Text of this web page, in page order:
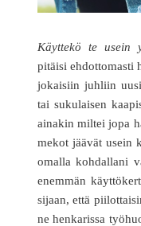
Käyttekö te usein
pitäisi ehdottomasti
jokaisiin juhliin
tai sukulaisen
ainakin miltei jopa
mekot jäävät usein
omalla kohdallani
enemmän
sijaan, että
ne henkarissa